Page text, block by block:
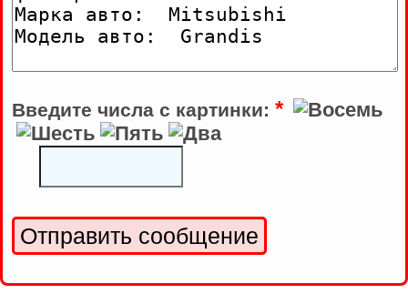
Введите числа с картинки: *